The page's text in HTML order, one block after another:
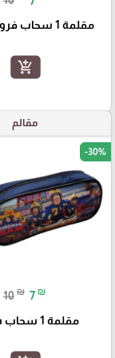
مقلمة 1 سحاب فروزن نهدي
add_shopping_cart
مقالم
-30%
10 ₪ 7 ₪
مقلمة 1 سحاب سامي